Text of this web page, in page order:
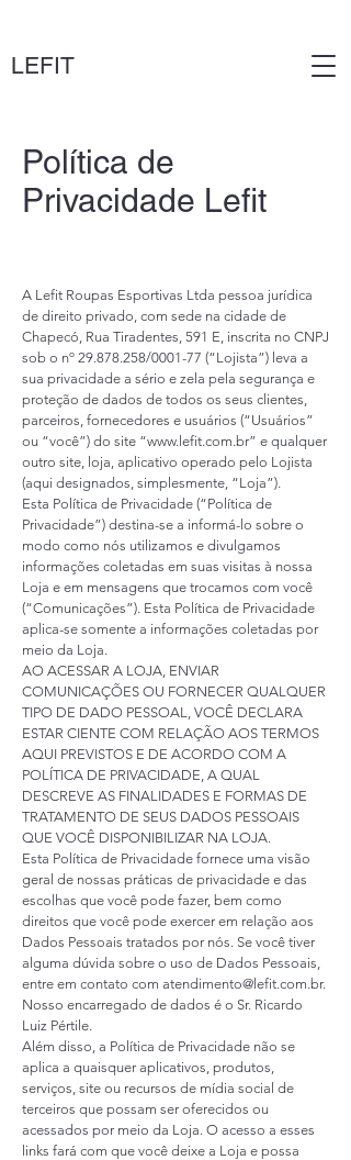
LEFIT
Política de
Privacidade Lefit
A Lefit Roupas Esportivas Ltda pessoa jurídica
de direito privado, com sede na cidade de
Chapecó, Rua Tiradentes, 591 E, inscrita no CNPJ
sob o nº 29.878.258/0001-77 (“Lojista”) leva a
sua privacidade a sério e zela pela segurança e
proteção de dados de todos os seus clientes,
parceiros, fornecedores e usuários (“Usuários”
ou “você”) do site “www.lefit.com.br” e qualquer
outro site, loja, aplicativo operado pelo Lojista
(aqui designados, simplesmente, “Loja”).
Esta Política de Privacidade (“Política de
Privacidade”) destina-se a informá-lo sobre o
modo como nós utilizamos e divulgamos
informações coletadas em suas visitas à nossa
Loja e em mensagens que trocamos com você
(“Comunicações”). Esta Política de Privacidade
aplica-se somente a informações coletadas por
meio da Loja.
AO ACESSAR A LOJA, ENVIAR
COMUNICAÇÕES OU FORNECER QUALQUER
TIPO DE DADO PESSOAL, VOCÊ DECLARA
ESTAR CIENTE COM RELAÇÃO AOS TERMOS
AQUI PREVISTOS E DE ACORDO COM A
POLÍTICA DE PRIVACIDADE, A QUAL
DESCREVE AS FINALIDADES E FORMAS DE
TRATAMENTO DE SEUS DADOS PESSOAIS
QUE VOCÊ DISPONIBILIZAR NA LOJA.
Esta Política de Privacidade fornece uma visão
geral de nossas práticas de privacidade e das
escolhas que você pode fazer, bem como
direitos que você pode exercer em relação aos
Dados Pessoais tratados por nós. Se você tiver
alguma dúvida sobre o uso de Dados Pessoais,
entre em contato com atendimento@lefit.com.br.
Nosso encarregado de dados é o Sr. Ricardo
Luiz Pértile.
Além disso, a Política de Privacidade não se
aplica a quaisquer aplicativos, produtos,
serviços, site ou recursos de mídia social de
terceiros que possam ser oferecidos ou
acessados por meio da Loja. O acesso a esses
links fará com que você deixe a Loja e possa